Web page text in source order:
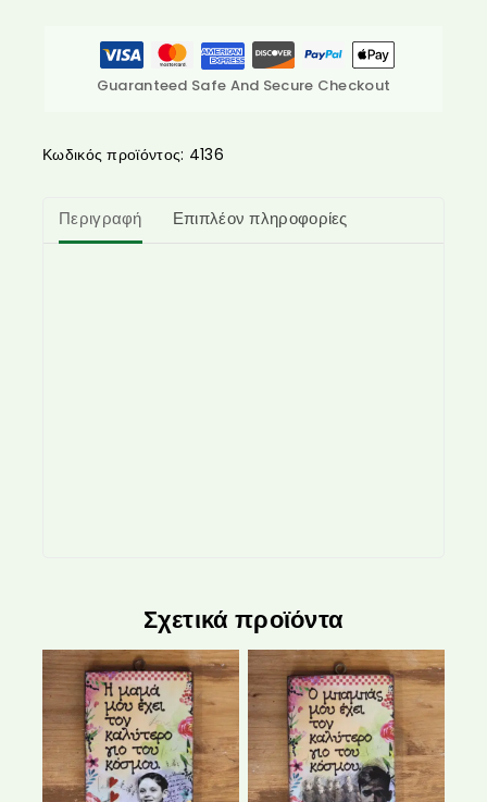
Guaranteed Safe And Secure Checkout
Κωδικός προϊόντος: 4136
Περιγραφή Επιπλέον πληροφορίες
Σχετικά προϊόντα